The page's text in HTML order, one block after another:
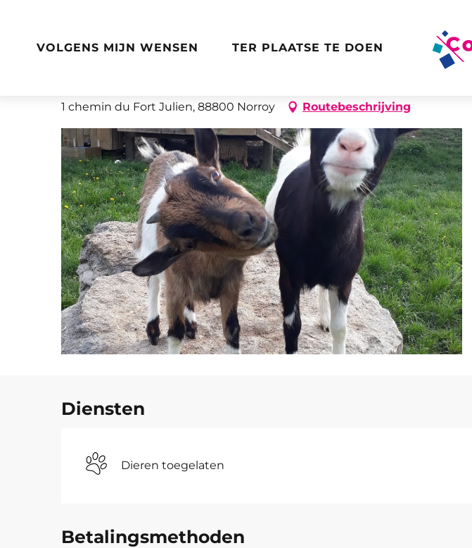
contenuVOLGENS MIJN WENSEN TER PLAATSE TE DOEN
1 chemin du Fort Julien, 88800 Norroy Routebeschrijving
Diensten
Dieren toegelaten
Betalingsmethoden